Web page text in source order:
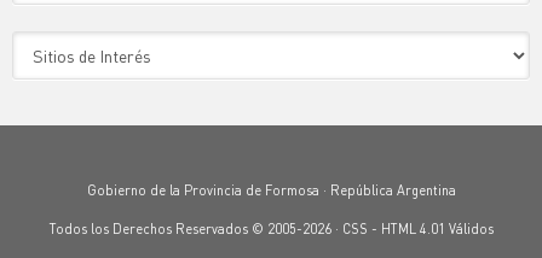
Gobierno de la Provincia de Formosa · República Argentina
Todos los Derechos Reservados © 2005-2026 · CSS - HTML 4.01 Válidos